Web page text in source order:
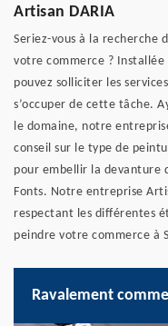
Artisan DARIA
Seriez-vous à la recherche
votre commerce ? Installée
pouvez solliciter les
s’occuper de cette tâche.
le domaine, notre
conseil sur le type de
pour embellir la devanture
Fonts. Notre entreprise
respectant les différentes
peindre votre commerce à
Ravalement